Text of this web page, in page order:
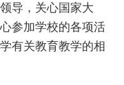
导，关心国家大
参加学校的各项活
有关教育教学的相